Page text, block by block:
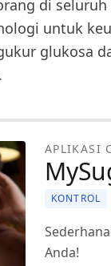
di
untuk
glukosa
APLIKASI
KONTROL
Anda!